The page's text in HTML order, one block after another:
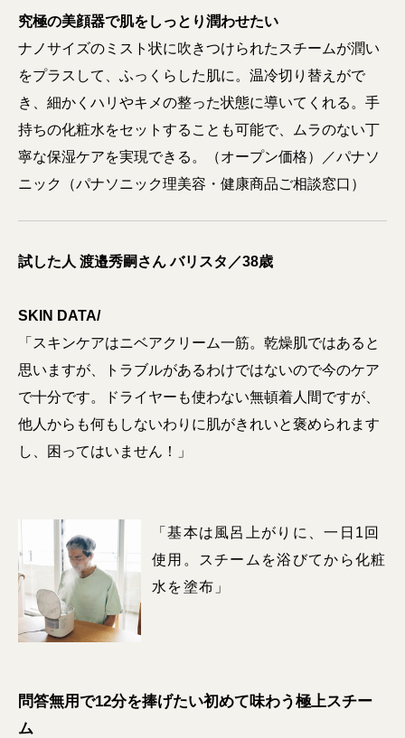
究極の美顔器で肌をしっとり潤わせたい
ナノサイズのミスト状に吹きつけられたスチームが潤い
をプラスして、ふっくらした肌に。温冷切り替えがで
き、細かくハリやキメの整った状態に導いてくれる。手
持ちの化粧水をセットすることも可能で、ムラのない丁
寧な保湿ケアを実現できる。（オープン価格）／パナソ
ニック（パナソニック理美容・健康商品ご相談窓口）
試した人 渡邉秀嗣さん バリスタ／38歳
SKIN DATA/
「スキンケアはニベアクリーム一筋。乾燥肌ではあると
思いますが、トラブルがあるわけではないので今のケア
で十分です。ドライヤーも使わない無頓着人間ですが、
他人からも何もしないわりに肌がきれいと褒められます
し、困ってはいません！」
「基本は風呂上がりに、一日1回
使用。スチームを浴びてから化粧
水を塗布」
問答無用で12分を捧げたい初めて味わう極上スチー
ム